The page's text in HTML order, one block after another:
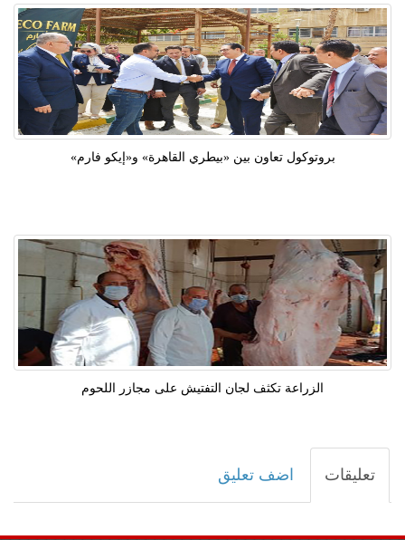
بروتوكول تعاون بين «بيطري القاهرة» و«إيكو فارم»
الزراعة تكثف لجان التفتيش على مجازر اللحوم
تعليقات اضف تعليق